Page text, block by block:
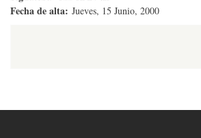
Fecha de alta: Jueves, 15 Junio, 2000